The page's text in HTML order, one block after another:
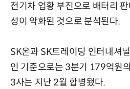
전기차 업황 부진으로 배터리
성이 악화된 것으로 분석된다.
SK온과 SK트레이딩 인터내셔
인 기준으로는 3분기 179억원
3사는 지난 2월 합병됐다.